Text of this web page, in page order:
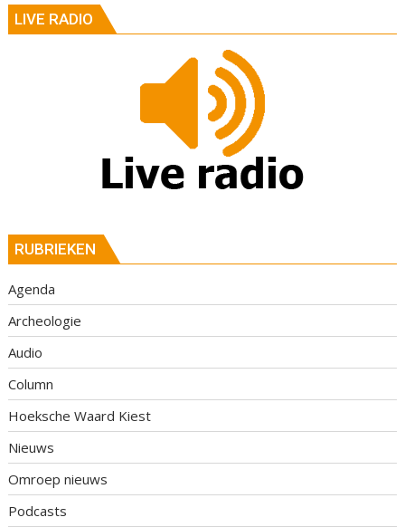
LIVE RADIO
RUBRIEKEN
Agenda
Archeologie
Audio
Column
Hoeksche Waard Kiest
Nieuws
Omroep nieuws
Podcasts